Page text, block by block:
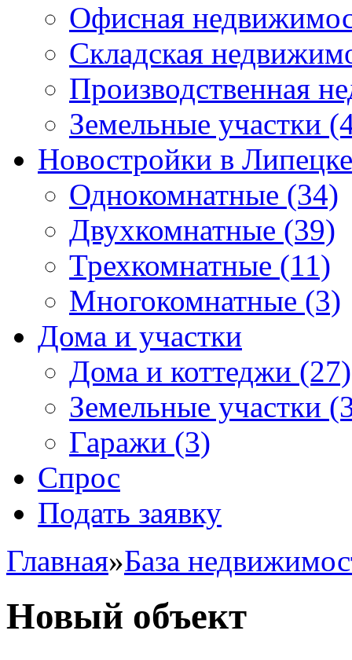
Офисная
Складская
Производственная
Земельные участки
Новостройки в Липецке
Однокомнатные (34)
Двухкомнатные (39)
Трехкомнатные (11)
Многокомнатные (3)
Дома и участки
Дома и коттеджи (27)
Земельные участки
Гаражи (3)
Спрос
Подать заявку
Главная»База
Новый объект